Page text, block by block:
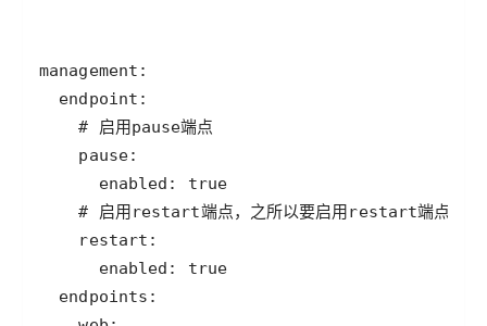
      enabled: true
      enabled: true